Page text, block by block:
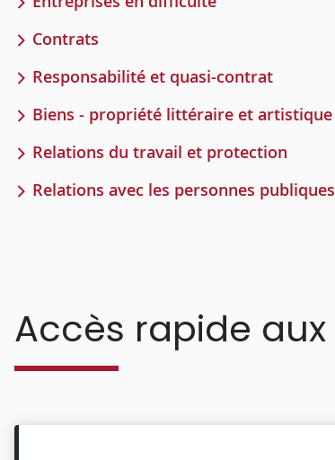
Contrats
Responsabilité et quasi-contrat
Biens - propriété littéraire et artistique
Relations du travail et protection
Relations avec les personnes publiques
Accès rapide